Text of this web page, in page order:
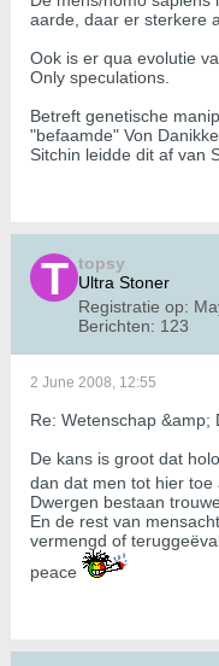
aarde, daar er sterkere
Ook is er qua evolutie
Only speculations.
Betreft genetische
"befaamde" Von
Sitchin leidde dit af van
topsy
Ultra Stoner
Registratie op:
Berichten: 123
2 June 2008, 12:55
Re: Wetenschap &amp;
De kans is groot dat
dan dat men tot hier toe
Dwergen bestaan
En de rest van
vermengd of
peace